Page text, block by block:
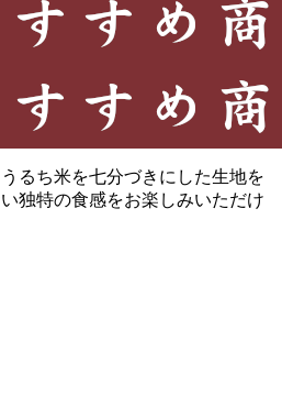
るち米を七分づきにした生地を
独特の食感をお楽しみいただけ